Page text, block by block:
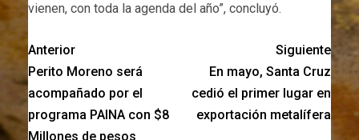
vienen, con toda la agenda del año”, concluyó.
Anterior
Perito Moreno será
acompañado por el
programa PAINA con $8
Millones de pesos
Siguiente
En mayo, Santa Cruz
cedió el primer lugar en
exportación metalífera